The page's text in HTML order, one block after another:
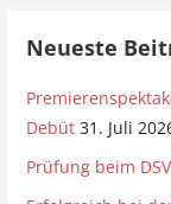
Neueste
Debüt 31. Juli
Prüfung beim